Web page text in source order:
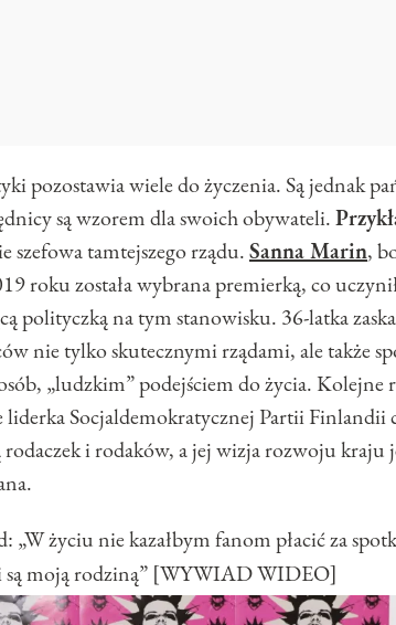
pozostawia wiele do życzenia. Są jednak
są wzorem dla swoich obywateli.
szefowa tamtejszego rządu.Sanna Marin,
roku została wybrana premierką, co
polityczką na tym stanowisku. 36-latka
nie tylko skutecznymi rządami, ale także
„ludzkim” podejściem do życia. Kolejne
liderka Socjaldemokratycznej Partii Finlandii
rodaczek i rodaków, a jej wizja rozwoju kraju
„W życiu nie kazałbym fanom płacić za
są moją rodziną” [WYWIAD WIDEO]